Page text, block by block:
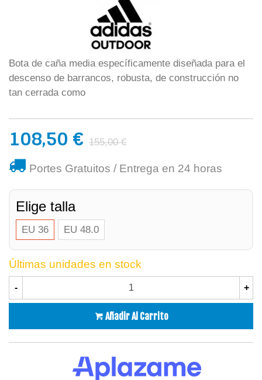
Bota de caña media específicamente diseñada para el
descenso de barrancos, robusta, de construcción no
tan cerrada como
108,50 € 155,00 €
Portes Gratuitos / Entrega en 24 horas
Elige talla
EU 36 EU 48.0
Últimas unidades en stock
- +
Añadir Al Carrito